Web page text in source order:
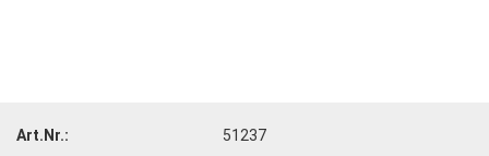
Art.Nr.:
51237